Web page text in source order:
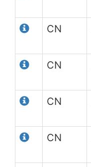
CN
CN
CN
CN